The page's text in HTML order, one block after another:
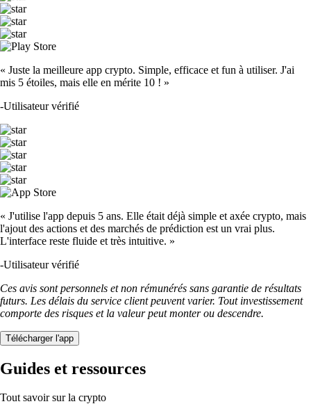
« Juste la meilleure app crypto. Simple, efficace et fun à utiliser. J'ai
mis 5 étoiles, mais elle en mérite 10 ! »
-Utilisateur vérifié
« J'utilise l'app depuis 5 ans. Elle était déjà simple et axée crypto, mais
l'ajout des actions et des marchés de prédiction est un vrai plus.
L'interface reste fluide et très intuitive. »
-Utilisateur vérifié
Ces avis sont personnels et non rémunérés sans garantie de résultats
futurs. Les délais du service client peuvent varier. Tout investissement
comporte des risques et la valeur peut monter ou descendre.
Télécharger l'app
Guides et ressources
Tout savoir sur la crypto